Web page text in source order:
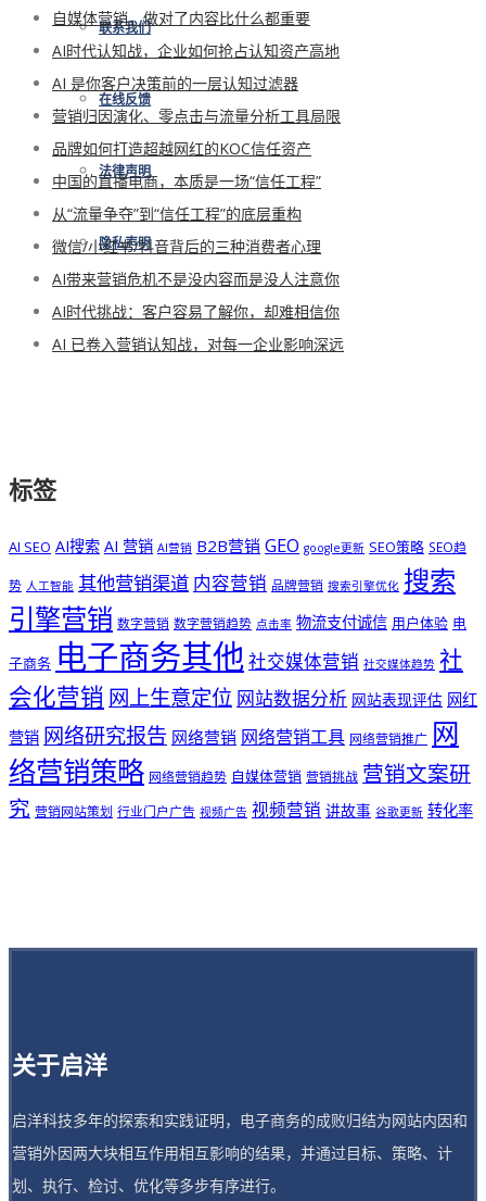
联系我们
在线反馈
法律声明
隐私声明
自媒体营销，做对了内容比什么都重要
AI时代认知战，企业如何抢占认知资产高地
AI 是你客户决策前的一层认知过滤器
营销归因演化、零点击与流量分析工具局限
品牌如何打造超越网红的KOC信任资产
中国的直播电商，本质是一场“信任工程”
从“流量争夺”到“信任工程”的底层重构
微信/小红书/抖音背后的三种消费者心理
AI带来营销危机不是没内容而是没人注意你
AI时代挑战：客户容易了解你，却难相信你
AI 已卷入营销认知战，对每一企业影响深远
标签
AI SEO AI搜索 AI 营销 AI营销 B2B营销 GEO google更新 SEO策略 SEO趋
势 人工智能 其他营销渠道 内容营销 品牌营销 搜索引擎优化 搜索
引擎营销 数字营销 数字营销趋势 点击率 物流支付诚信 用户体验 电
子商务 电子商务其他社交媒体营销 社交媒体趋势 社
会化营销 网上生意定位 网站数据分析 网站表现评估 网红
营销 网络研究报告 网络营销 网络营销工具 网络营销推广 网
络营销策略 网络营销趋势 自媒体营销 营销挑战 营销文案研
究 营销网站策划 行业门户广告 视频广告 视频营销 讲故事 谷歌更新 转化率
关于启洋
启洋科技多年的探索和实践证明，电子商务的成败归结为网站内因和
营销外因两大块相互作用相互影响的结果，并通过目标、策略、计
划、执行、检讨、优化等多步有序进行。